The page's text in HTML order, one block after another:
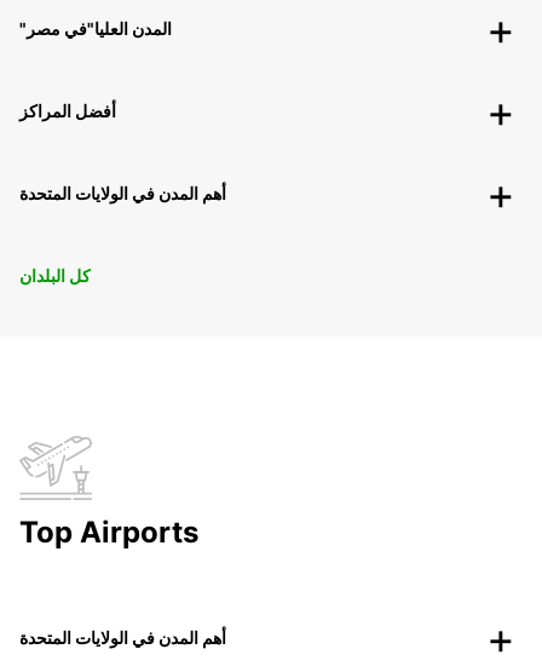
"المدن العليا"في مصر
أفضل المراكز
أهم المدن في الولايات المتحدة
كل البلدان
Top Airports
أهم المدن في الولايات المتحدة